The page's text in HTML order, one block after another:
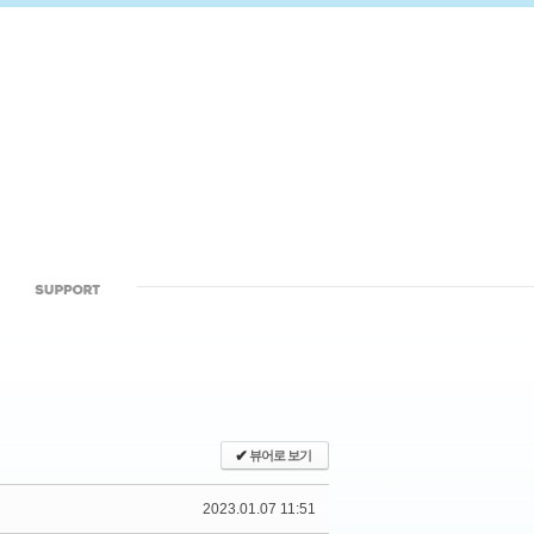
✔뷰어로 보기
2023.01.07 11:51